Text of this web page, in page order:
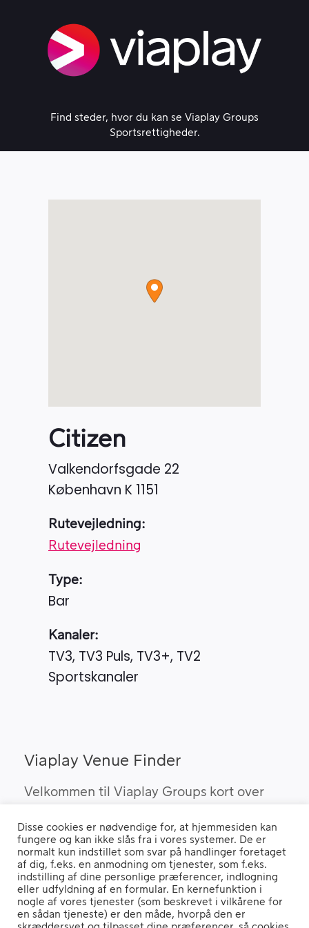
Find steder, hvor du kan se Viaplay Groups
Sportsrettigheder.
Citizen
Valkendorfsgade 22
København K 1151
Rutevejledning:
Rutevejledning
Type:
Bar
Kanaler:
TV3, TV3 Puls, TV3+, TV2
Sportskanaler
Viaplay Venue Finder
Velkommen til Viaplay Groups kort over
finde barer, pubber og hoteller, som kan
vise Viaplay’s sportsrettigheder i Danmark.
Hvis du benytter en "Ad Blocker" vil du opleve, at siden ikke fungerer
ordentligt.
Disse cookies er nødvendige for, at hjemmesiden kan
fungere og kan ikke slås fra i vores systemer. De er
normalt kun indstillet som svar på handlinger foretaget
af dig, f.eks. en anmodning om tjenester, som f.eks.
indstilling af dine personlige præferencer, indlogning
eller udfyldning af en formular. En kernefunktion i
nogle af vores tjenester (som beskrevet i vilkårene for
en sådan tjeneste) er den måde, hvorpå den er